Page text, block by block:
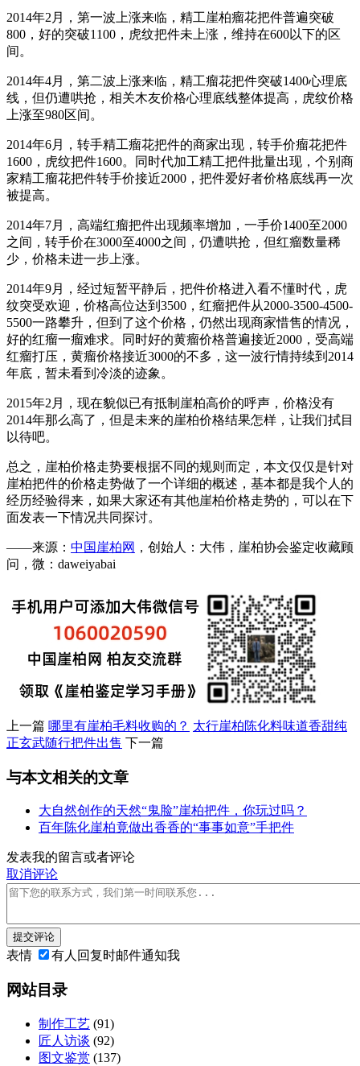
2014年2月，第一波上涨来临，精工崖柏瘤花把件普遍突破
800，好的突破1100，虎纹把件未上涨，维持在600以下的区
间。
2014年4月，第二波上涨来临，精工瘤花把件突破1400心理底
线，但仍遭哄抢，相关木友价格心理底线整体提高，虎纹价格
上涨至980区间。
2014年6月，转手精工瘤花把件的商家出现，转手价瘤花把件
1600，虎纹把件1600。同时代加工精工把件批量出现，个别商
家精工瘤花把件转手价接近2000，把件爱好者价格底线再一次
被提高。
2014年7月，高端红瘤把件出现频率增加，一手价1400至2000
之间，转手价在3000至4000之间，仍遭哄抢，但红瘤数量稀
少，价格未进一步上涨。
2014年9月，经过短暂平静后，把件价格进入看不懂时代，虎
纹突受欢迎，价格高位达到3500，红瘤把件从2000-3500-4500-
5500一路攀升，但到了这个价格，仍然出现商家惜售的情况，
好的红瘤一瘤难求。同时好的黄瘤价格普遍接近2000，受高端
红瘤打压，黄瘤价格接近3000的不多，这一波行情持续到2014
年底，暂未看到冷淡的迹象。
2015年2月，现在貌似已有抵制崖柏高价的呼声，价格没有
2014年那么高了，但是未来的崖柏价格结果怎样，让我们拭目
以待吧。
总之，崖柏价格走势要根据不同的规则而定，本文仅仅是针对
崖柏把件的价格走势做了一个详细的概述，基本都是我个人的
经历经验得来，如果大家还有其他崖柏价格走势的，可以在下
面发表一下情况共同探讨。
——来源： 中国崖柏网 ，创始人：大伟，崖柏协会鉴定收藏顾
问，微：daweiyabai
上一篇 哪里有崖柏毛料收购的？ 太行崖柏陈化料味道香甜纯
正玄武随行把件出售 下一篇
与本文相关的文章
大自然创作的天然“鬼脸”崖柏把件，你玩过吗？
百年陈化崖柏竟做出香香的“事事如意”手把件
发表我的留言或者评论
取消评论
提交评论
表情 有人回复时邮件通知我
网站目录
制作工艺 (91)
匠人访谈 (92)
图文鉴赏 (137)